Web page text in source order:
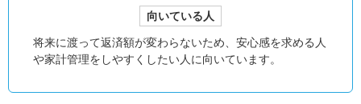
向いている人
将来に渡って返済額が変わらないため、安心感を求める人
や家計管理をしやすくしたい人に向いています。